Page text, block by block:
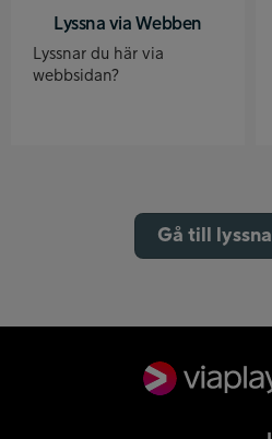
Lyssna via Webben
Lyssnar du här via
webbsidan?
Gå till